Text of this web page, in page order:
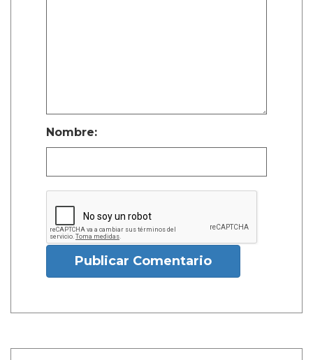
Nombre:
Publicar Comentario